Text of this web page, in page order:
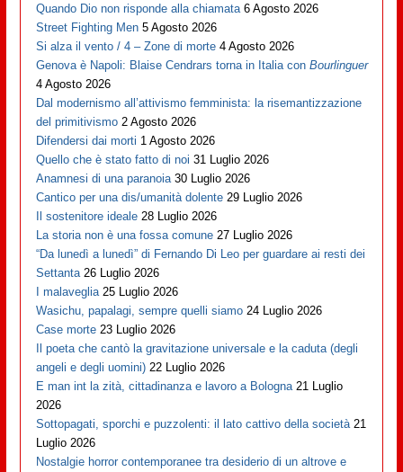
Quando Dio non risponde alla chiamata 6 Agosto 2026
Street Fighting Men 5 Agosto 2026
Si alza il vento / 4 – Zone di morte 4 Agosto 2026
Genova è Napoli: Blaise Cendrars torna in Italia conBourlinguer
4 Agosto 2026
Dal modernismo all’attivismo femminista: la risemantizzazione
del primitivismo 2 Agosto 2026
Difendersi dai morti 1 Agosto 2026
Quello che è stato fatto di noi 31 Luglio 2026
Anamnesi di una paranoia 30 Luglio 2026
Cantico per una dis/umanità dolente 29 Luglio 2026
Il sostenitore ideale 28 Luglio 2026
La storia non è una fossa comune 27 Luglio 2026
“Da lunedì a lunedì” di Fernando Di Leo per guardare ai resti dei
Settanta 26 Luglio 2026
I malaveglia 25 Luglio 2026
Wasichu, papalagi, sempre quelli siamo 24 Luglio 2026
Case morte 23 Luglio 2026
Il poeta che cantò la gravitazione universale e la caduta (degli
angeli e degli uomini) 22 Luglio 2026
E man int la zità, cittadinanza e lavoro a Bologna 21 Luglio
2026
Sottopagati, sporchi e puzzolenti: il lato cattivo della società 21
Luglio 2026
Nostalgie horror contemporanee tra desiderio di un altrove e